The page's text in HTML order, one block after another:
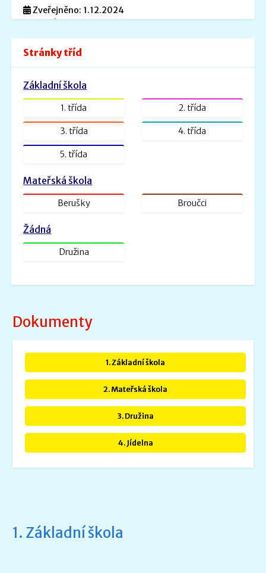
Zveřejněno: 1.12.2024
Povinné informace
Povinné informace.pdf
Velikost: 240kb
ŠVP PV _ MŠ Rybička
ŠVP PV Rybička_web.doc.pdf
Zveřejněno: 31.1.2022
ŠVP - Veselá školička
Velikost: 2227kb
Stránky tříd
Základní škola
1. třída 2. třída
3. třída 4. třída
5. třída
Mateřská škola
Berušky Broučci
Žádná
Družina
Dokumenty
1. Základní škola
2. Mateřská škola
3. Družina
4. Jídelna
1. Základní škola